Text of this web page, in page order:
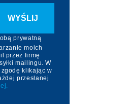
prywatną
moich
przez firmę
mailingu. W
zgodę klikając w
przesłanej